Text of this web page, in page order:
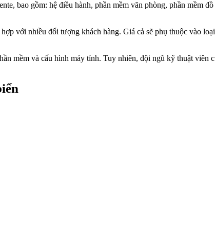
bao gồm: hệ điều hành, phần mềm văn phòng, phần mềm
với nhiều đối tượng khách hàng. Giá cả sẽ phụ thuộc vào
mềm và cấu hình máy tính. Tuy nhiên, đội ngũ kỹ thuật viên